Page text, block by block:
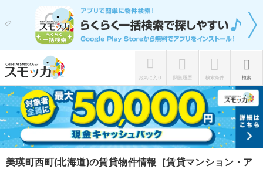
お気に入り 閲覧履歴 検索条件 検索
美瑛町西町(北海道)の賃貸物件情報［賃貸マンション・ア